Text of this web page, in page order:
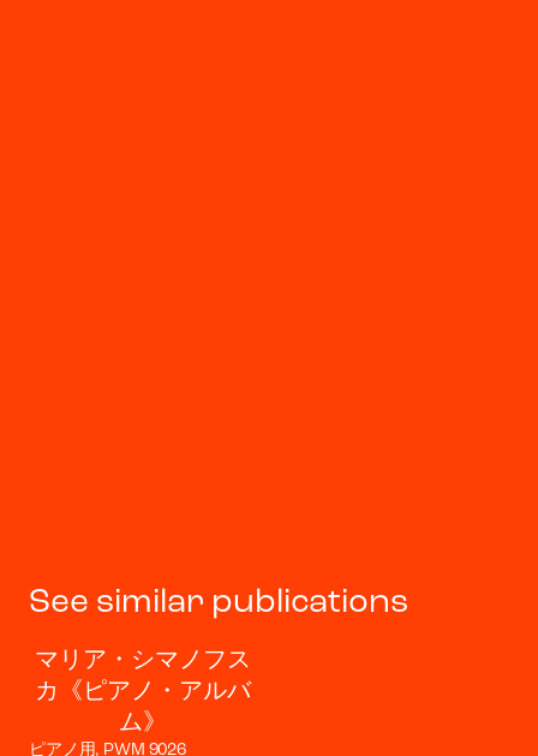
See similar publications
マリア・シマノフス
カ《ピアノ・アルバ
ム》
ピアノ用, PWM 9026